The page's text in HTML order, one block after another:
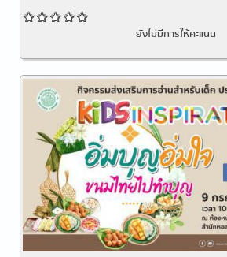
ยังไม่มีการให้คะแนน